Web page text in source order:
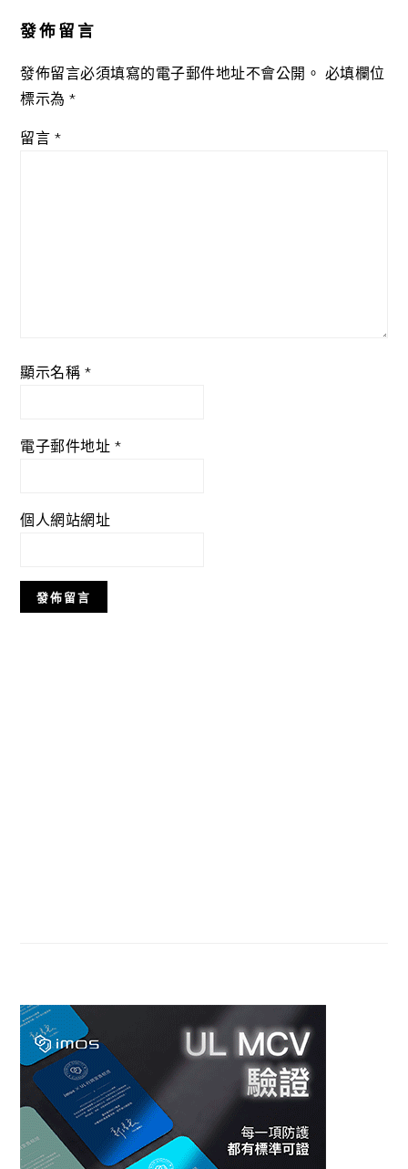
發佈留言
發佈留言必須填寫的電子郵件地址不會公開。 必填欄位
標示為*
留言 *
顯示名稱 *
電子郵件地址 *
個人網站網址